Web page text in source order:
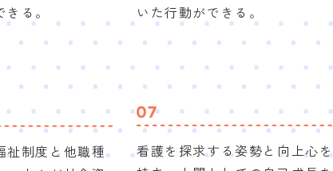
る。
いた行動ができる。
祉制度と他職種
看護を探求する姿勢と向上心を